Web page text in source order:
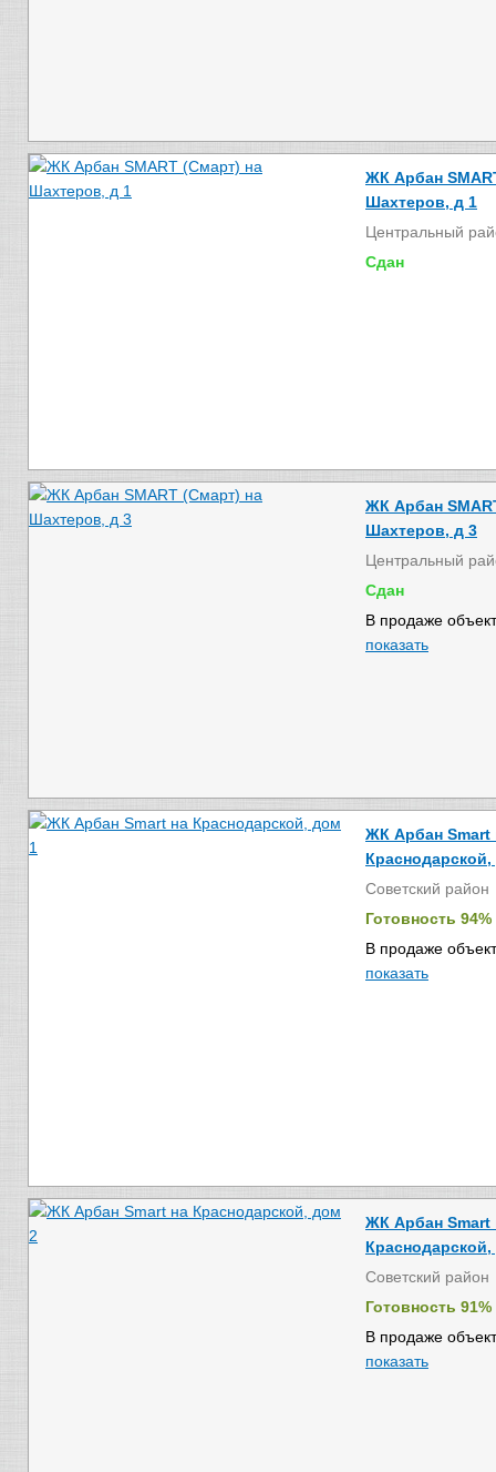
ЖК Арбан
Шахтеров, д 1
Центральный
Сдан
ЖК Арбан
Шахтеров, д 3
Центральный
Сдан
В продаже
показать
ЖК Арбан Smart
Советский район
Готовность 94%
В продаже
показать
ЖК Арбан Smart
Советский район
Готовность 91%
В продаже
показать